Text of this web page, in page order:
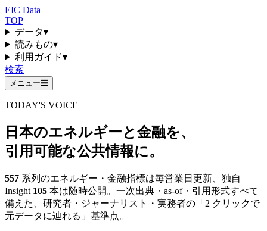
EIC Data
TOP
データ▾
読みもの▾
利用ガイド▾
検索
メニュー☰
TODAY'S VOICE
日本のエネルギーと金融を、
引用可能な公共情報に。
557 系列のエネルギー・金融指標は毎営業日更新、独自
Insight 105 本は随時公開。一次出典・as-of・引用形式すべて
備えた、研究者・ジャーナリスト・実務者の「2 クリックで
元データに辿れる」基準点。